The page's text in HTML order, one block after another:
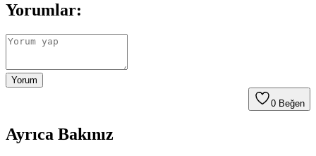
Yorumlar:
Yorum
0 Beğen
Ayrıca Bakınız